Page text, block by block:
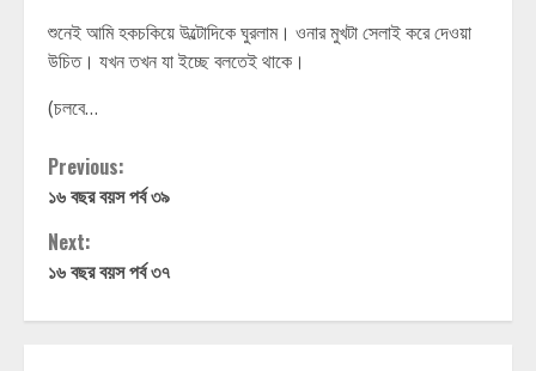
শুনেই আমি হকচকিয়ে উল্টোদিকে ঘুরলাম। ওনার মুখটা সেলাই করে দেওয়া
উচিত। যখন তখন যা ইচ্ছে বলতেই থাকে।
(চলবে…
Continue
Reading
Previous:
১৬ বছর বয়স পর্ব ৩৯
Next:
১৬ বছর বয়স পর্ব ৩৭